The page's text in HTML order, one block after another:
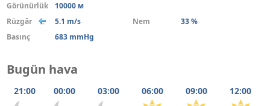
Görünürlük
10000 м
Rüzgâr
5.1 m/s Nem
33 %
Basınç
683 mmHg
Bugün hava
21:00 00:00 03:00 06:00 09:00 12:00